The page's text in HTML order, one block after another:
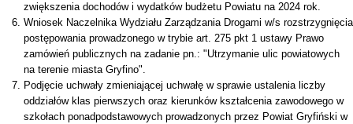
zwiększenia dochodów i wydatków budżetu Powiatu na 2024 rok.
Wniosek Naczelnika Wydziału Zarządzania Drogami w/s rozstrzygnięcia
postępowania prowadzonego w trybie art. 275 pkt 1 ustawy Prawo
zamówień publicznych na zadanie pn.: "Utrzymanie ulic powiatowych
na terenie miasta Gryfino".
Podjęcie uchwały zmieniającej uchwałę w sprawie ustalenia liczby
oddziałów klas pierwszych oraz kierunków kształcenia zawodowego w
szkołach ponadpodstawowych prowadzonych przez Powiat Gryfiński w